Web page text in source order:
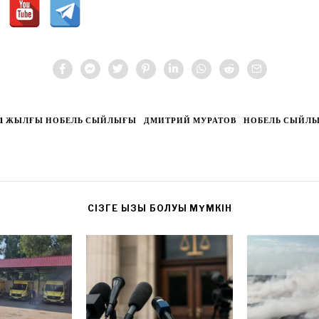
ЖЫЛҒЫ НОБЕЛЬ СЫЙЛЫҒЫ ДМИТРИЙ МУРАТОВ НОБЕЛЬ
CІЗГЕ ҚЫЗЫҚ БОЛУЫ МҮМКІН